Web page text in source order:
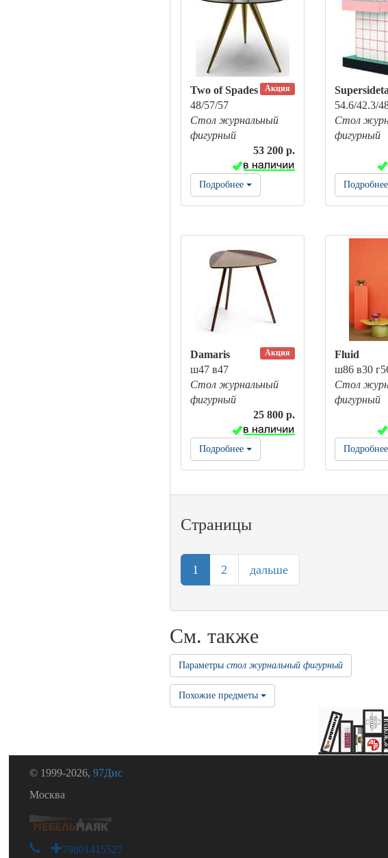
Акция
Two of Spades
48/57/57
Стол журнальный
фигурный
53 200 р.
Подробнее
54.6/42.3/
Стол
фигурный
Акция
Damaris
ш47 в47
Стол журнальный
фигурный
25 800 р.
Подробнее
Fluid
ш86 в30
Стол
фигурный
Страницы
1 2 дальше
См. также
Параметры стол журнальный фигурный
Похожие предметы
© 1999-2026,97Дис
Москва
+79801415527